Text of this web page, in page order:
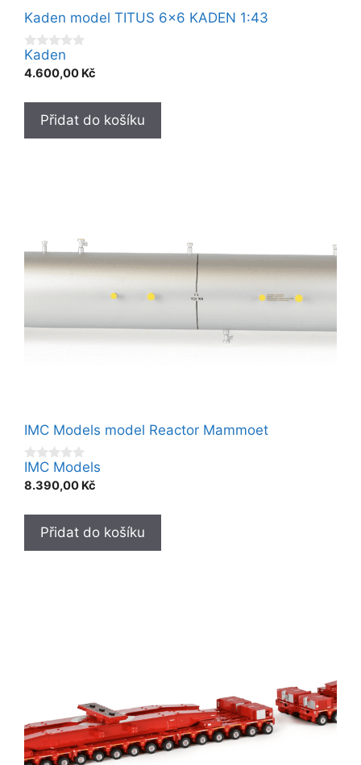
Kaden model TITUS 6×6 KADEN 1:43
0
o
u
o
Kaden
4.600,00 Kč
Přidat do košíku
IMC Models model Reactor Mammoet
0
o
u
o
IMC Models
8.390,00 Kč
Přidat do košíku